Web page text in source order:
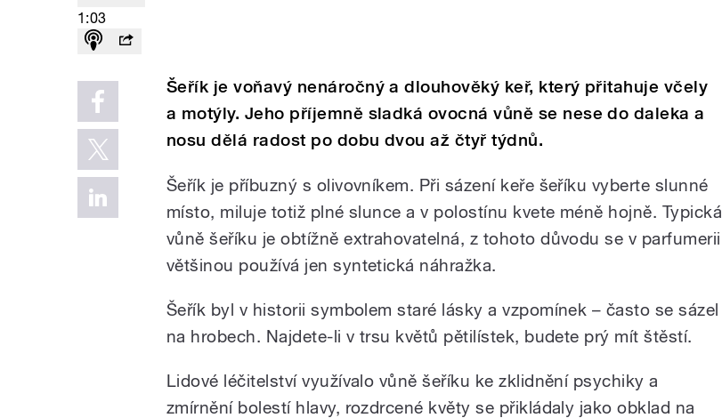
1:03
Šeřík je voňavý nenáročný a dlouhověký keř, který přitahuje včely
a motýly. Jeho příjemně sladká ovocná vůně se nese do daleka a
nosu dělá radost po dobu dvou až čtyř týdnů.
Šeřík je příbuzný s olivovníkem. Při sázení keře šeříku vyberte slunné
místo, miluje totiž plné slunce a v polostínu kvete méně hojně. Typická
vůně šeříku je obtížně extrahovatelná, z tohoto důvodu se v parfumerii
většinou používá jen syntetická náhražka.
Šeřík byl v historii symbolem staré lásky a vzpomínek – často se sázel
na hrobech. Najdete-li v trsu květů pětilístek, budete prý mít štěstí.
Lidové léčitelství využívalo vůně šeříku ke zklidnění psychiky a
zmírnění bolestí hlavy, rozdrcené květy se přikládaly jako obklad na